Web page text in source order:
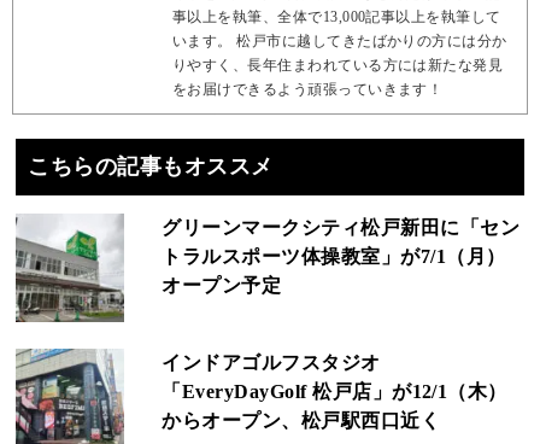
事以上を執筆、全体で13,000記事以上を執筆して
います。 松戸市に越してきたばかりの方には分か
りやすく、長年住まわれている方には新たな発見
をお届けできるよう頑張っていきます！
こちらの記事もオススメ
グリーンマークシティ松戸新田に「セン
トラルスポーツ体操教室」が7/1（月）
オープン予定
インドアゴルフスタジオ
「EveryDayGolf 松戸店」が12/1（木）
からオープン、松戸駅西口近く